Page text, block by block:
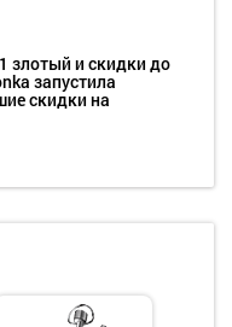
злотый и скидки до
запустила
скидки на